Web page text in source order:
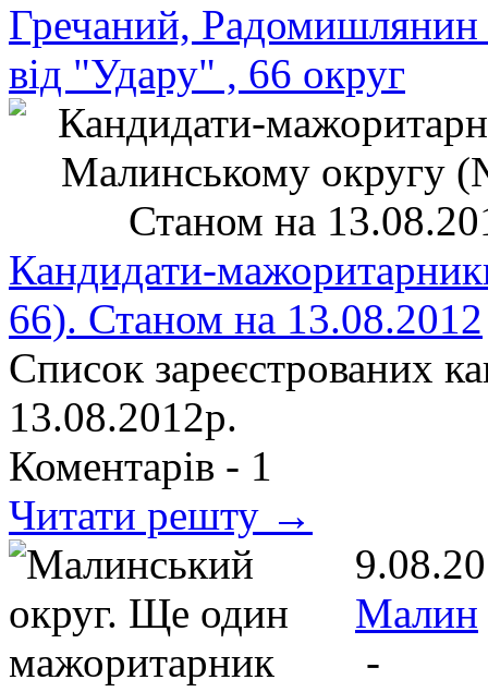
Гречаний,
від "Удару" , 66 округ
Кандидати-
66). Станом на 13.08.2012
Список зареєстрованих
13.08.2012р.
Коментарів - 1
Читати решту →
Малин
-